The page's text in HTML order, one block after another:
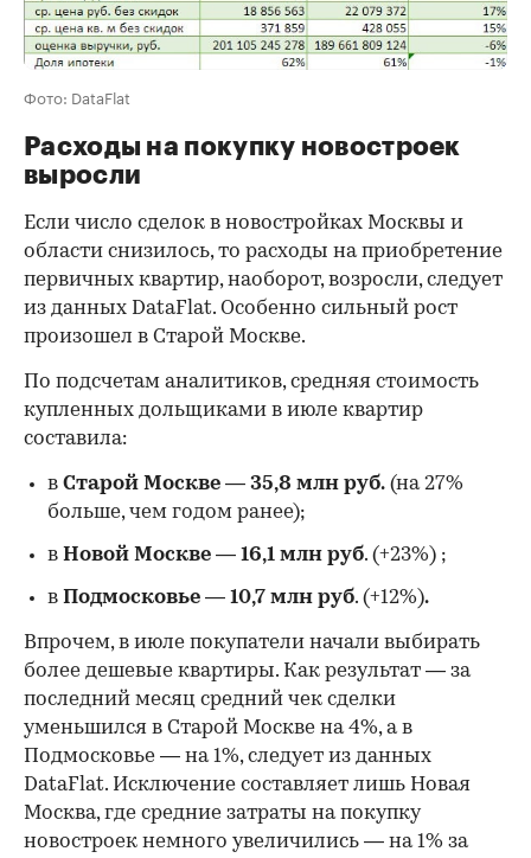
Фото: DataFlat
Расходы на покупку новостроек
выросли
Если число сделок в новостройках Москвы и
области снизилось, то расходы на приобретение
первичных квартир, наоборот, возросли, следует
из данных DataFlat. Особенно сильный рост
произошел в Старой Москве.
По подсчетам аналитиков, средняя стоимость
купленных дольщиками в июле квартир
составила:
в Старой Москве — 35,8 млн руб. (на 27%
больше, чем годом ранее);
в Новой Москве — 16,1 млн руб. (+23%) ;
в Подмосковье — 10,7 млн руб. (+12%).
Впрочем, в июле покупатели начали выбирать
более дешевые квартиры. Как результат — за
последний месяц средний чек сделки
уменьшился в Старой Москве на 4%, а в
Подмосковье — на 1%, следует из данных
DataFlat. Исключение составляет лишь Новая
Москва, где средние затраты на покупку
новостроек немного увеличились — на 1% за